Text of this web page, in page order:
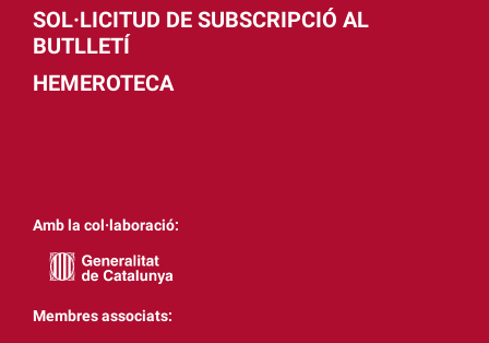
SOL·LICITUD DE SUBSCRIPCIÓ AL
BUTLLETÍ
HEMEROTECA
Amb la col·laboració:
Membres associats: